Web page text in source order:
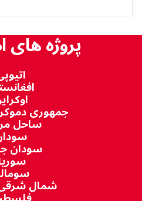
پروژه
جمهوری
ساحل
سودان
شمال شرقی